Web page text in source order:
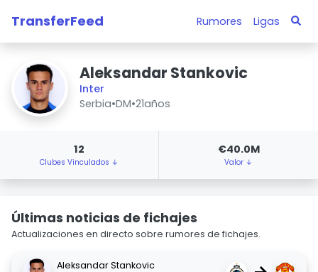
TransferFeed Rumores Ligas
Aleksandar Stankovic
Inter
Serbia•DM•21años
12
Clubes Vinculados ↓
€40.0M
Valor ↓
Últimas noticias de fichajes
Actualizaciones en directo sobre rumores de fichajes.
Aleksandar Stankovic